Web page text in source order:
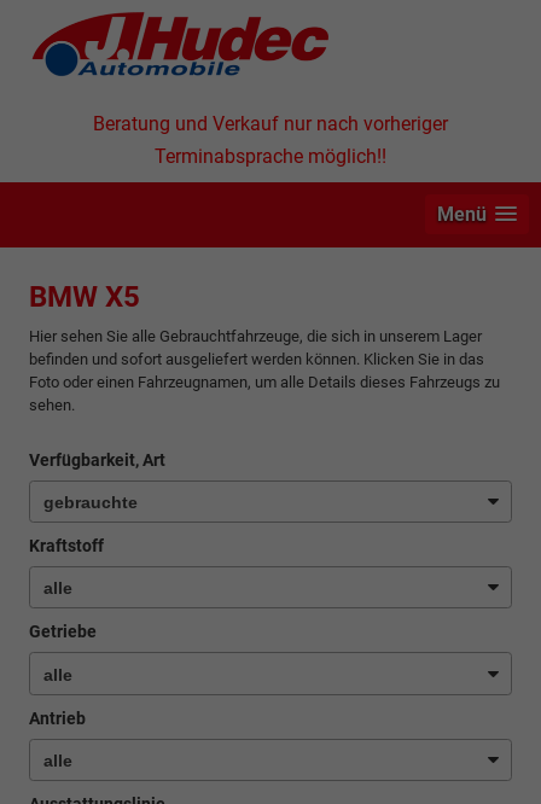
Beratung und Verkauf nur nach vorheriger
Terminabsprache möglich!!
Menü
BMW X5
Hier sehen Sie alle Gebrauchtfahrzeuge, die sich in unserem Lager
befinden und sofort ausgeliefert werden können. Klicken Sie in das
Foto oder einen Fahrzeugnamen, um alle Details dieses Fahrzeugs zu
sehen.
Verfügbarkeit, Art
Kraftstoff
Getriebe
Antrieb